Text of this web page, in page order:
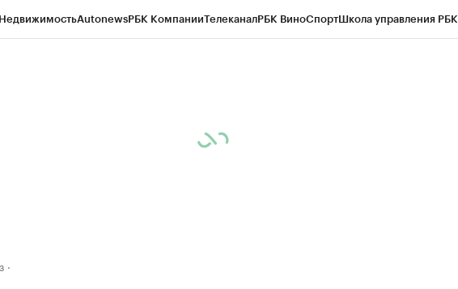
НедвижимостьAutonewsРБК КомпанииТелеканалРБК ВиноСпортШкола управления РБК